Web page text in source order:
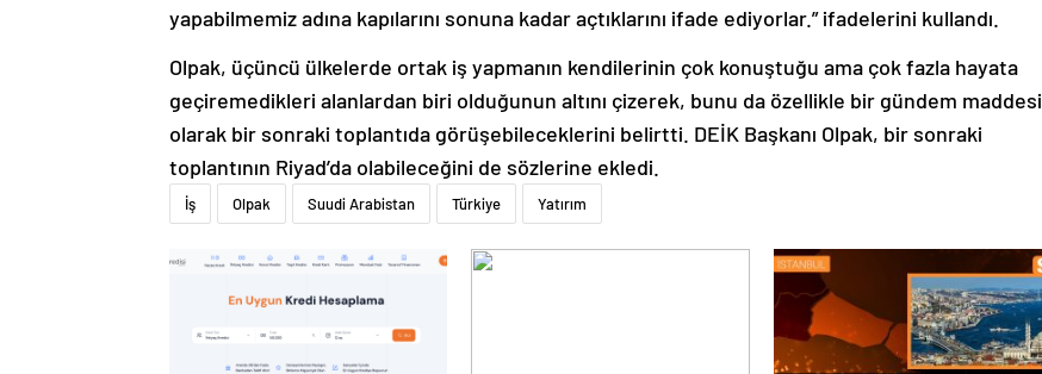
yapabilmemiz adına kapılarını sonuna kadar açtıklarını ifade ediyorlar.” ifadelerini kullandı.
Olpak, üçüncü ülkelerde ortak iş yapmanın kendilerinin çok konuştuğu ama çok fazla hayata
geçiremedikleri alanlardan biri olduğunun altını çizerek, bunu da özellikle bir gündem maddesi
olarak bir sonraki toplantıda görüşebileceklerini belirtti. DEİK Başkanı Olpak, bir sonraki
toplantının Riyad’da olabileceğini de sözlerine ekledi.
İş Olpak Suudi Arabistan Türkiye Yatırım